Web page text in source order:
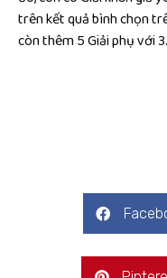
trên kết quả bình chọn
còn thêm 5 Giải phụ với